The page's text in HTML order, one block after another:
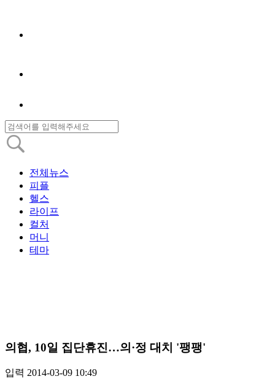
전체뉴스
피플
헬스
라이프
컬처
머니
테마
의협, 10일 집단휴진…의·정 대치 '팽팽'
입력 2014-03-09 10:49